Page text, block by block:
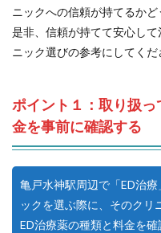
ニックへの信頼が持てるかど
是非、信頼が持てて安心し
ニック選びの参考にしてくだ
ポイント１：取り扱
金を事前に確認する
亀戸水神駅周辺で「ED治
ックを選ぶ際に、そのクリ
ED治療薬の種類と料金を確